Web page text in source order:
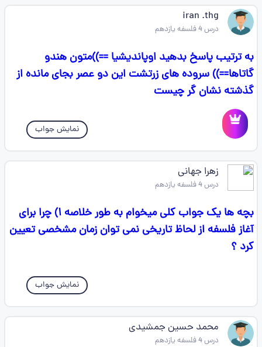
iran .thg
درس 4 فلسفه یازدهم
به ترتیب پاسخ بدهید اوپاندیشیا ==))متون هندو
گاتاها==)) سروده های زرتشت این دو عصر بجای مانده از
گذشته نشان گر چیست
نمایش جواب
زهرا جهانی
درس 4 فلسفه یازدهم
بچه ها یک جواب کلی میخوام به طور خلاصه ۱) چرا برای
آغاز فلسفه از لحاظ تاریخی نمی توان زمان مشخصی تعیین
کرد ؟
نمایش جواب
محمد حسین جمشیدی
درس 4 فلسفه یازدهم